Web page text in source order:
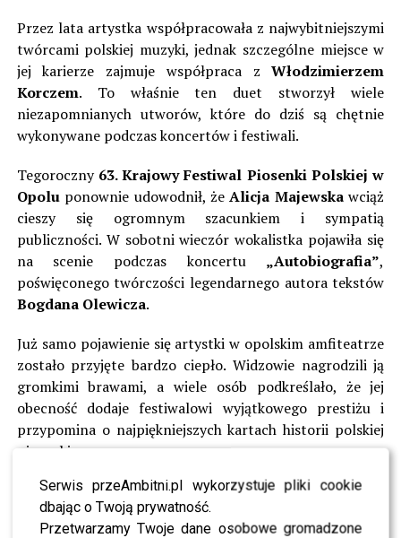
Serwis przeAmbitni.pl wykorzystuje pliki cookie
dbając o Twoją prywatność.
Przetwarzamy Twoje dane osobowe gromadzone
Przez lata artystka współpracowała z najwybitniejszymi
twórcami polskiej muzyki, jednak szczególne miejsce w
jej karierze zajmuje współpraca zWłodzimierzem
Korczem. To właśnie ten duet stworzył wiele
niezapomnianych utworów, które do dziś są chętnie
wykonywane podczas koncertów i festiwali.
Tegoroczny 63. Krajowy Festiwal Piosenki Polskiej w
Opoluponownie udowodnił, żeAlicja Majewskawciąż
cieszy się ogromnym szacunkiem i sympatią
publiczności. W sobotni wieczór wokalistka pojawiła się
na scenie podczas koncertu „Autobiografia”,
poświęconego twórczości legendarnego autora tekstów
Bogdana Olewicza.
Już samo pojawienie się artystki w opolskim amfiteatrze
zostało przyjęte bardzo ciepło. Widzowie nagrodzili ją
gromkimi brawami, a wiele osób podkreślało, że jej
obecność dodaje festiwalowi wyjątkowego prestiżu i
przypomina o najpiękniejszych kartach historii polskiej
piosenki.
POLECAMY:
Rewolucja w programie „Farma 6”?
Marcelina Zawadzka ujawniła kulisy